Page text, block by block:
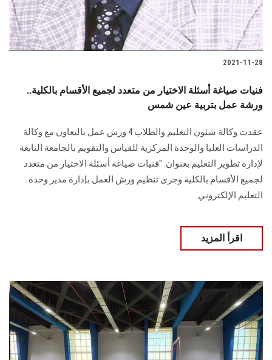
2021-11-28
فنيات صياغة أسئلة الاختيار من متعدد لجميع الأقسام بالكلية..
ورشة عمل بتربية عين شمس
عقدت وكالة شئون التعليم والطلاب 4 ورش عمل بالتعاون مع وكالة
الدراسات العليا والوحدة المركزية للقياس والتقويم بالجامعة التابعة
لإدارة تطوير التعليم بعنوان: "فنيات صياغة أسئلة الاختيار من متعدد
لجميع الأقسام بالكلية وجرى تنظيم ورش العمل بإدارة مدير وحدة
التعليم الإلكتروني.
اقرأ المزيد